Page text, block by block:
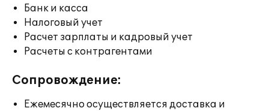
Банк и касса
Налоговый учет
Расчет зарплаты и кадровый учет
Расчеты с контрагентами
Сопровождение:
Ежемесячно осуществляется доставка и